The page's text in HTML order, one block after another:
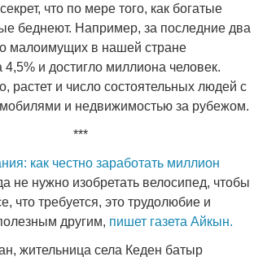
что по мере того, как богатые
беднеют. Например, за последние два
малоимущих в нашей стране
4,5% и достигло миллиона человек.
растет и число состоятельных людей с
и недвижимостью за рубежом.
***
как честно заработать миллион
не нужно изобретать велосипед, чтобы
что требуется, это трудолюбие и
другим, пишет газета Айкын.
жительница села Кеден батыр